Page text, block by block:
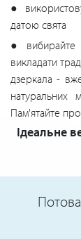
●
датою свята
● вибирайте
викладати
дзеркала -
натуральних
Пам'ятайте
Ідеальне